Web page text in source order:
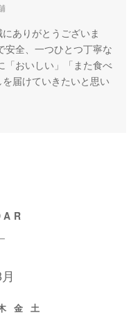
ありがとうございま
安全、一つひとつ丁寧な
「おいしい」「また食べ
届けていきたいと思い
金
土